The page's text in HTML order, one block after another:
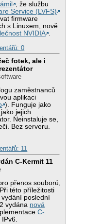
, že službu
Service (LVFS)
firmware
s Linuxem, nově
NVIDIA .
0
fotek, ale i
zaměstnanců
aplikaci
). Funguje jako
jejich
Neinstaluje se,
Bez serveru.
11
C-Kermit 11
přenos souborů,
této příležitosti
vydání poslední
vydána nová
C-
IPv6.